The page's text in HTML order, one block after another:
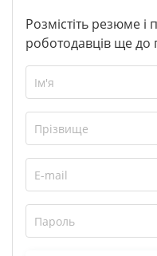
Розмістіть резюме і
роботодавців ще до